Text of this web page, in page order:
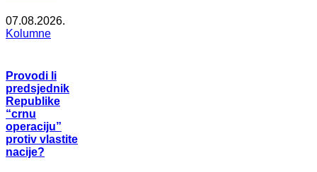
07.08.2026.
Kolumne
Provodi li
predsjednik
Republike
“crnu
operaciju”
protiv vlastite
nacije?